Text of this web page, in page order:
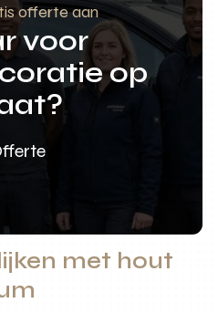
offerte aan
voor
op
met hout